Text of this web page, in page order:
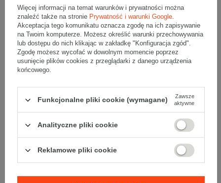
Materiały promocyjne, m.in. broszury, zestawy próbek,
gadżety reklamowe.
Eleganckie zestawy upominkowe z różnorodnymi
produktami, zarówno firmowymi, jak i prywatnymi.
Biżuteria, m.in. naszyjniki, bransoletki, pierścionki, zegarki.
Jak się składa czarny karton fasonowy
400x300x90 mm?
0427, karton można złożyć ręcznie, bez potrzeby używania
dodatkowych akcesoriów, takich jak taśma klejąca. Najpierw
stroną do góry, a następnie podnieść boczne ścianki, tworząc
kształt pudełka. Małe boczne klapki trzeba złożyć do środka, a
dłuższe klapy zagiąć na ich wierzch, aby zamknąć karton.
Dodatkowe „uszy” należy wsunąć między boczne ścianki. Na
koniec trzeba upewnić się, że pudełko jest prawidłowo złożone i
dobrze się zamyka.
Więcej informacji na temat warunków i prywatności można
znaleźć także na stronie Prywatność i warunki Google.
Akceptacja tego komunikatu oznacza zgodę na ich zapisywanie
na Twoim komputerze. Możesz określić warunki przechowywania
lub dostępu do nich klikając w zakładkę "Konfiguracja zgód".
Zgodę możesz wycofać w dowolnym momencie poprzez
usunięcie plików cookies z przeglądarki z danego urządzenia
końcowego.
Funkcjonalne pliki cookie (wymagane)
Zawsze
aktywne
Analityczne pliki cookie
Reklamowe pliki cookie